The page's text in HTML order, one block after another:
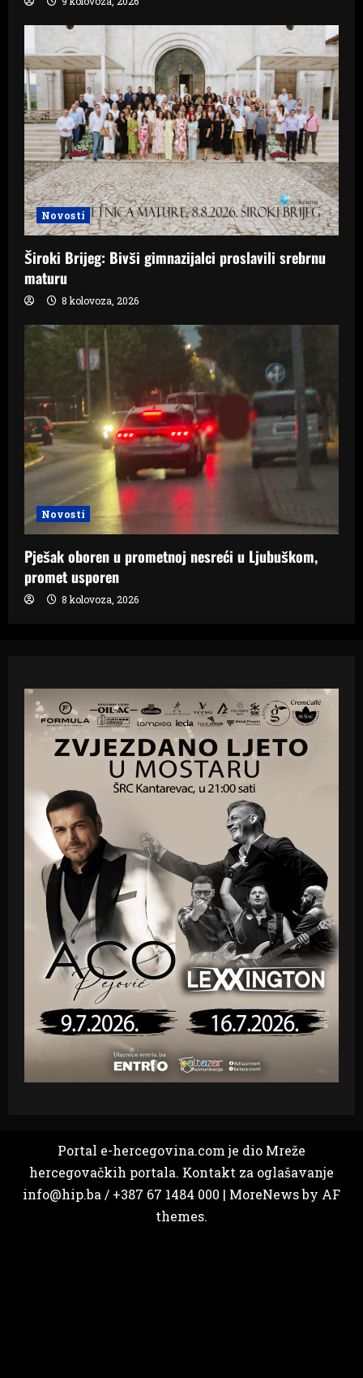
Novosti
Široki Brijeg: Bivši gimnazijalci proslavili srebrnu
maturu
8 kolovoza, 2026
Novosti
Pješak oboren u prometnoj nesreći u Ljubuškom,
promet usporen
8 kolovoza, 2026
Portal e-hercegovina.com je dio Mreže
hercegovačkih portala. Kontakt za oglašavanje
info@hip.ba / +387 67 1484 000 | MoreNewsby AF
themes.